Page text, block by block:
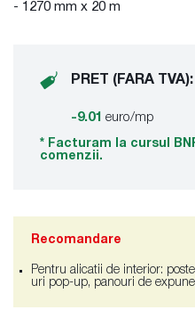
- 1270 mm x 20 m
PRET (FARA TVA):
-9.01 euro/mp
* Facturam la cursul
comenzii.
Recomandare
Pentru alicatii de interior:
uri pop-up, panouri de